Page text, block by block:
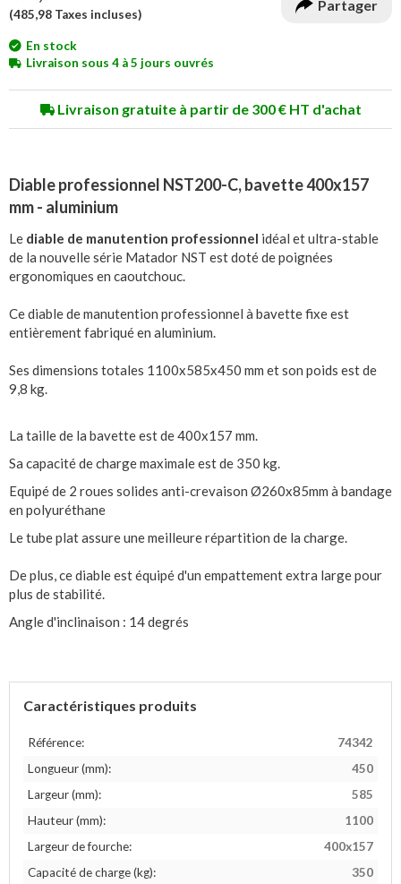
(485,98 Taxes incluses)
Partager
En stock
Livraison sous 4 à 5 jours ouvrés
Livraison gratuite à partir de 300 € HT d'achat
Diable professionnel NST200-C, bavette 400x157
mm - aluminium
Le diable de manutention professionnel idéal et ultra-stable
de la nouvelle série Matador NST est doté de poignées
ergonomiques en caoutchouc.
Ce diable de manutention professionnel à bavette fixe est
entièrement fabriqué en aluminium.
Ses dimensions totales 1100x585x450 mm et son poids est de
9,8 kg.
La taille de la bavette est de 400x157 mm.
Sa capacité de charge maximale est de 350 kg.
Equipé de 2 roues solides anti-crevaison Ø260x85mm à bandage
en polyuréthane
Le tube plat assure une meilleure répartition de la charge.
De plus, ce diable est équipé d'un empattement extra large pour
plus de stabilité.
Angle d'inclinaison : 14 degrés
Caractéristiques produits
Référence:
74342
Longueur (mm):
450
Largeur (mm):
585
Hauteur (mm):
1100
Largeur de fourche:
400x157
Capacité de charge (kg):
350